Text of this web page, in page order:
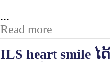
...
Read more
ILS heart smile